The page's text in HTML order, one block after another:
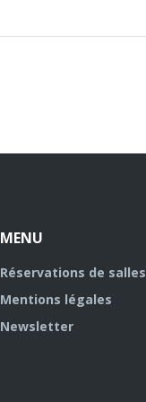
MENU
Réservations de salles
Mentions légales
Newsletter